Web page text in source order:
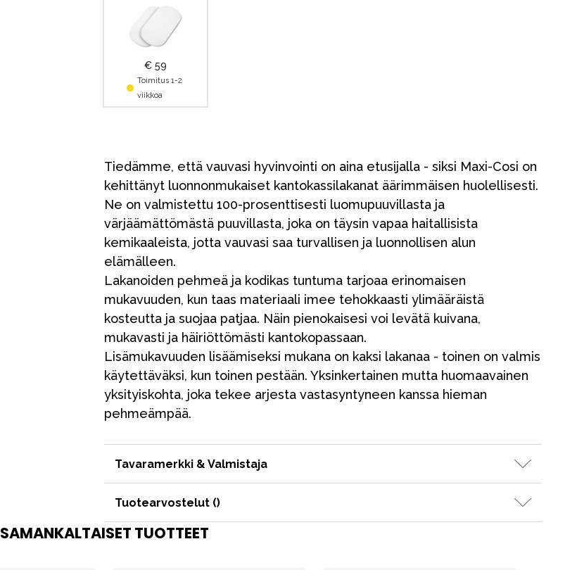
€ 59
Toimitus 1-2
viikkoa
Tiedämme, että vauvasi hyvinvointi on aina etusijalla - siksi Maxi-Cosi on
kehittänyt luonnonmukaiset kantokassilakanat äärimmäisen huolellisesti.
Ne on valmistettu 100-prosenttisesti luomupuuvillasta ja
värjäämättömästä puuvillasta, joka on täysin vapaa haitallisista
kemikaaleista, jotta vauvasi saa turvallisen ja luonnollisen alun
elämälleen.
Lakanoiden pehmeä ja kodikas tuntuma tarjoaa erinomaisen
mukavuuden, kun taas materiaali imee tehokkaasti ylimääräistä
kosteutta ja suojaa patjaa. Näin pienokaisesi voi levätä kuivana,
mukavasti ja häiriöttömästi kantokopassaan.
Lisämukavuuden lisäämiseksi mukana on kaksi lakanaa - toinen on valmis
käytettäväksi, kun toinen pestään. Yksinkertainen mutta huomaavainen
yksityiskohta, joka tekee arjesta vastasyntyneen kanssa hieman
pehmeämpää.
Tavaramerkki & Valmistaja
Tuotearvostelut ()
SAMANKALTAISET TUOTTEET
VÅRT SORTIMENT
Äiti & Isä
Huonekalut & vuodevaatteet